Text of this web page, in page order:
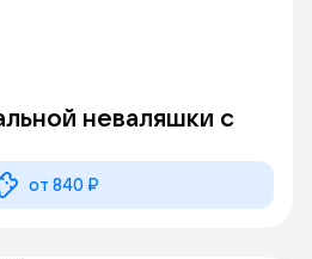
неваляшки с
от 840 ₽